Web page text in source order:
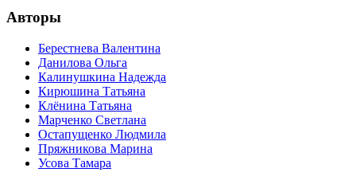
Авторы
Берестнева Валентина
Данилова Ольга
Калинушкина Надежда
Кирюшина Татьяна
Клёнина Татьяна
Марченко Светлана
Остапущенко Людмила
Пряжникова Марина
Усова Тамара